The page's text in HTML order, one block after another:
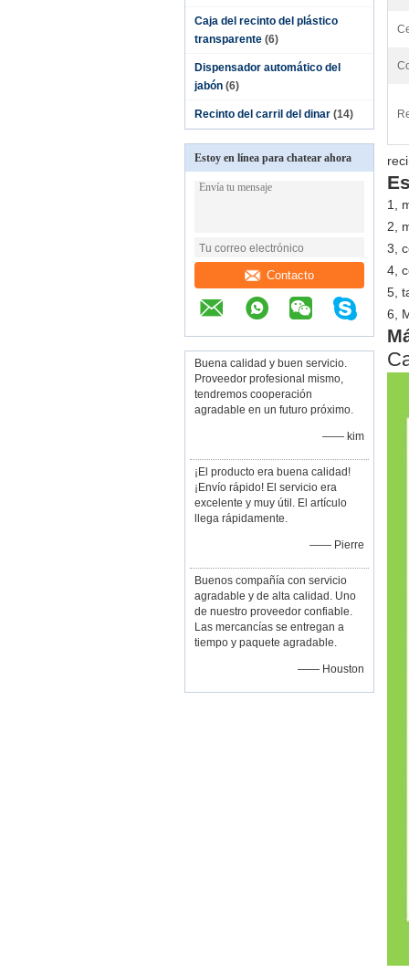
Caja del recinto del plástico
transparente (6)
Dispensador automático del
jabón (6)
Recinto del carril del dinar (14)
Estoy en línea para chatear ahora
Contacto
Buena calidad y buen servicio.
Proveedor profesional mismo,
tendremos cooperación
agradable en un futuro próximo.
—— kim
¡El producto era buena calidad!
¡Envío rápido! El servicio era
excelente y muy útil. El artículo
llega rápidamente.
—— Pierre
Buenos compañía con servicio
agradable y de alta calidad. Uno
de nuestro proveedor confiable.
Las mercancías se entregan a
tiempo y paquete agradable.
—— Houston
1,
2,
3,
4,
5,
6,